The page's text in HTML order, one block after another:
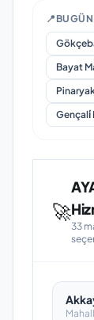
📍
Bayat
Gençali̇
🚀
33